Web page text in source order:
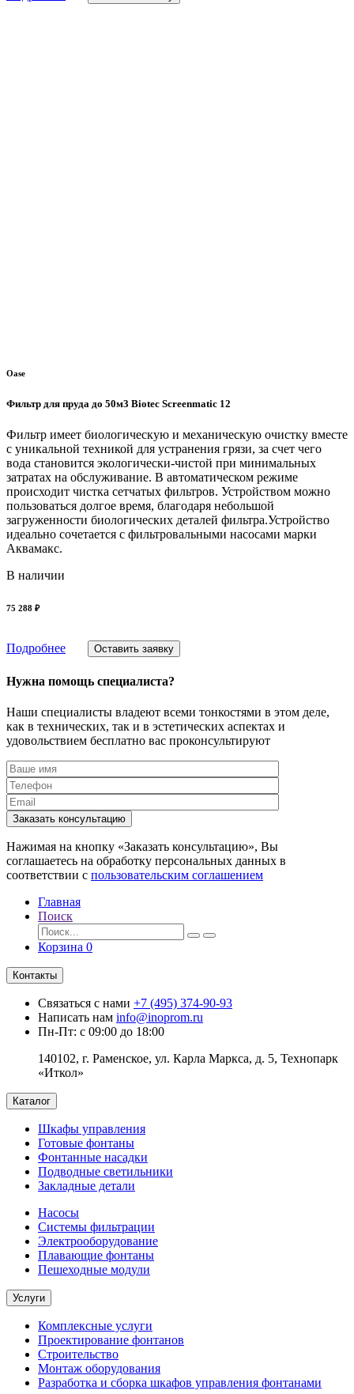
Oase
Фильтр для пруда до 50м3 Biotec Screenmatic 12
Фильтр имеет биологическую и механическую очистку вместе
с уникальной техникой для устранения грязи, за счет чего
вода становится экологически-чистой при минимальных
затратах на обслуживание. В автоматическом режиме
происходит чистка сетчатых фильтров. Устройством можно
пользоваться долгое время, благодаря небольшой
загруженности биологических деталей фильтра.Устройство
идеально сочетается с фильтровальными насосами марки
Аквамакс.
В наличии
75 288 ₽
Подробнее Оставить заявку
Нужна помощь специалиста?
Наши специалисты владеют всеми тонкостями в этом деле,
как в технических, так и в эстетических аспектах и
удовольствием бесплатно вас проконсультируют
Заказать консультацию
Нажимая на кнопку «Заказать консультацию», Вы
соглашаетесь на обработку персональных данных в
соответствии с пользовательским соглашением
Главная
Поиск
Корзина 0
Контакты
Связаться с нами +7 (495) 374-90-93
Написать нам info@inoprom.ru
Пн-Пт: с 09:00 до 18:00
140102, г. Раменское, ул. Карла Маркса, д. 5, Технопарк
«Иткол»
Каталог
Шкафы управления
Готовые фонтаны
Фонтанные насадки
Подводные светильники
Закладные детали
Насосы
Системы фильтрации
Электрооборудование
Плавающие фонтаны
Пешеходные модули
Услуги
Комплексные услуги
Проектирование фонтанов
Строительство
Монтаж оборудования
Разработка и сборка шкафов управления фонтанами